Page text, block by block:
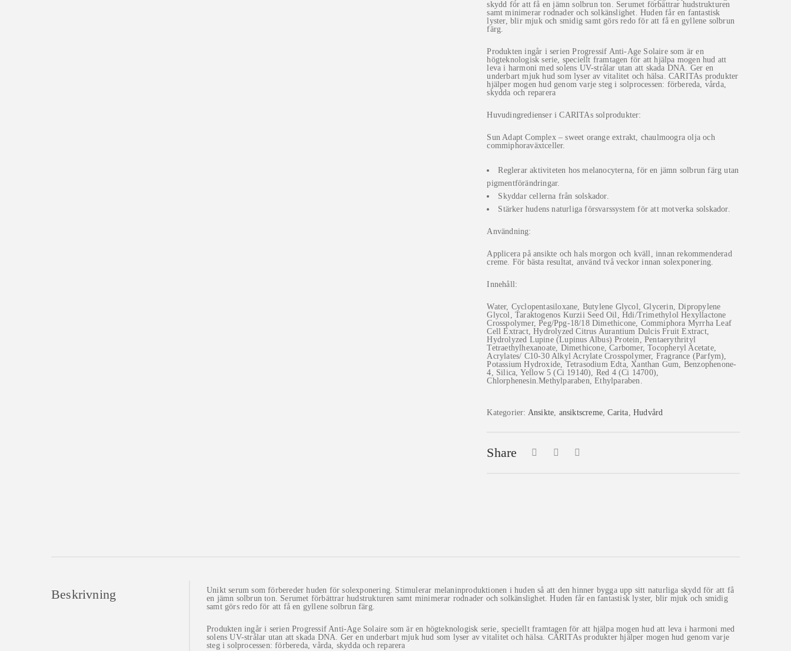
skydd för att få en jämn solbrun ton. Serumet förbättrar hudstrukturen
samt minimerar rodnader och solkänslighet. Huden får en fantastisk
lyster, blir mjuk och smidig samt görs redo för att få en gyllene solbrun
färg.
Produkten ingår i serien Progressif Anti-Age Solaire som är en
högteknologisk serie, speciellt framtagen för att hjälpa mogen hud att
leva i harmoni med solens UV-strålar utan att skada DNA. Ger en
underbart mjuk hud som lyser av vitalitet och hälsa. CARITAs produkter
hjälper mogen hud genom varje steg i solprocessen: förbereda, vårda,
skydda och reparera
Huvudingredienser i CARITAs solprodukter:
Sun Adapt Complex – sweet orange extrakt, chaulmoogra olja och
commiphoraväxtceller.
Reglerar aktiviteten hos melanocyterna, för en jämn solbrun färg utan
pigmentförändringar.
Skyddar cellerna från solskador.
Stärker hudens naturliga försvarssystem för att motverka solskador.
Användning:
Applicera på ansikte och hals morgon och kväll, innan rekommenderad
creme. För bästa resultat, använd två veckor innan solexponering.
Innehåll:
Water, Cyclopentasiloxane, Butylene Glycol, Glycerin, Dipropylene
Glycol, Taraktogenos Kurzii Seed Oil, Hdi/Trimethylol Hexyllactone
Crosspolymer, Peg/Ppg-18/18 Dimethicone, Commiphora Myrrha Leaf
Cell Extract, Hydrolyzed Citrus Aurantium Dulcis Fruit Extract,
Hydrolyzed Lupine (Lupinus Albus) Protein, Pentaerythrityl
Tetraethylhexanoate, Dimethicone, Carbomer, Tocopheryl Acetate,
Acrylates/ C10-30 Alkyl Acrylate Crosspolymer, Fragrance (Parfym),
Potassium Hydroxide, Tetrasodium Edta, Xanthan Gum, Benzophenone-
4, Silica, Yellow 5 (Ci 19140), Red 4 (Ci 14700),
Chlorphenesin.Methylparaben, Ethylparaben.
Kategorier: Ansikte, ansiktscreme,Carita,Hudvård
Share
Beskrivning
Unikt serum som förbereder huden för solexponering. Stimulerar melaninproduktionen i huden så att den hinner bygga upp sitt naturliga skydd för att få
en jämn solbrun ton. Serumet förbättrar hudstrukturen samt minimerar rodnader och solkänslighet. Huden får en fantastisk lyster, blir mjuk och smidig
samt görs redo för att få en gyllene solbrun färg.
Produkten ingår i serien Progressif Anti-Age Solaire som är en högteknologisk serie, speciellt framtagen för att hjälpa mogen hud att leva i harmoni med
solens UV-strålar utan att skada DNA. Ger en underbart mjuk hud som lyser av vitalitet och hälsa. CARITAs produkter hjälper mogen hud genom varje
steg i solprocessen: förbereda, vårda, skydda och reparera